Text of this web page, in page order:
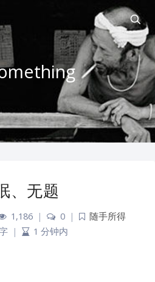
、无题
1,186 | 0 |
随手所得
| 1 分钟内